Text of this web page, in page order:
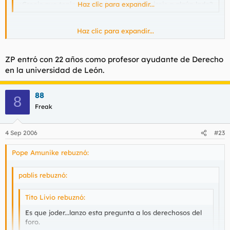
¿Creeis que teniendo a Rajoy como lider ireis a algún lado?
Haz clic para expandir...
Rajoy te puede caer, mal o fatal. Pero lo que no puedes negar
que tenemos ahora. No en vano, se sacó las oposiciones de
registrador de la propiedad, en cambio ZP no ha dado un palo
al agua es su puta vida, no es más que un parásito de partido.
Haz clic para expandir...
ZP entró con 22 años como profesor ayudante de Derecho
en la universidad de León.
8 88
Freak
4 Sep 2006 #23
Pope Amunike rebuznó:
pablis rebuznó:
Tito Livio rebuznó:
Es que joder...lanzo esta pregunta a los derechosos del
foro.